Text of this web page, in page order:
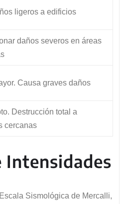
ligeros a edificios
daños severos en áreas
Causa graves daños
Destrucción total a
cercanas
Intensidades
Sismológica de Mercalli,